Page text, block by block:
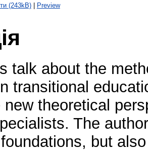
(243kB)| Preview
talk about the
transitional
theoretical
The
but